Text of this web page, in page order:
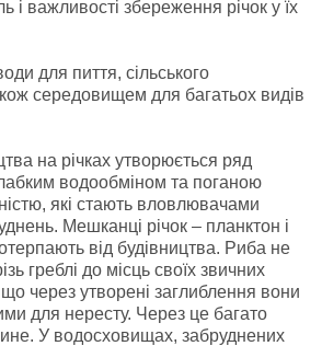
і важливості збереження річок у їх
для пиття, сільського
середовищем для багатьох видів
на річках утворюється ряд
водообміном та поганою
які стають вловлювачами
Мешканці річок – планктон і
від будівництва. Риба не
греблі до місць своїх звичних
через утворені заглиблення вони
для нересту. Через це багато
У водосховищах, забруднених